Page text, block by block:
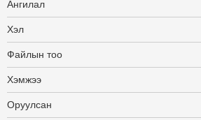
Ангилал
Хэл
Файлын тоо
Хэмжээ
Оруулсан